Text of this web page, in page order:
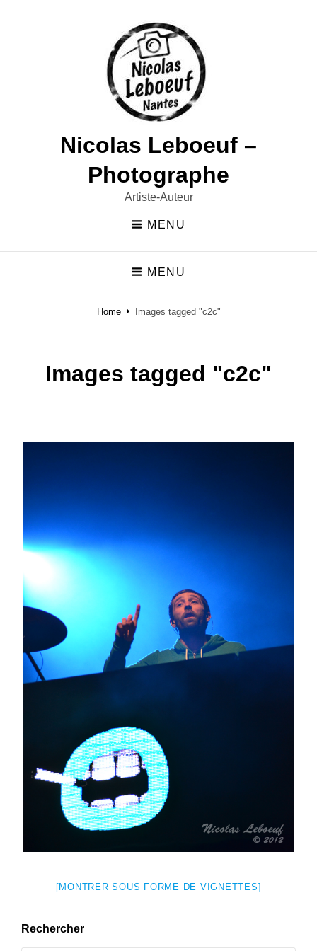
Nicolas Leboeuf –
Photographe
Artiste-Auteur
MENU
MENU
Home Images tagged "c2c"
Images tagged "c2c"
[MONTRER SOUS FORME DE VIGNETTES]
Rechercher